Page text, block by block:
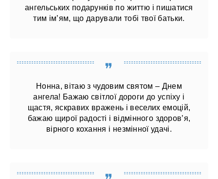
ангельських подарунків по життю і пишатися
тим ім’ям, що дарували тобі твої батьки.
Нонна, вітаю з чудовим святом – Днем
ангела! Бажаю світлої дороги до успіху і
щастя, яскравих вражень і веселих емоцій,
бажаю щирої радості і відмінного здоров’я,
вірного кохання і незмінної удачі.